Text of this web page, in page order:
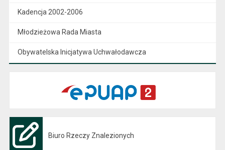
Kadencja 2002-2006
Młodzieżowa Rada Miasta
Obywatelska Inicjatywa Uchwałodawcza
Biuro Rzeczy Znalezionych